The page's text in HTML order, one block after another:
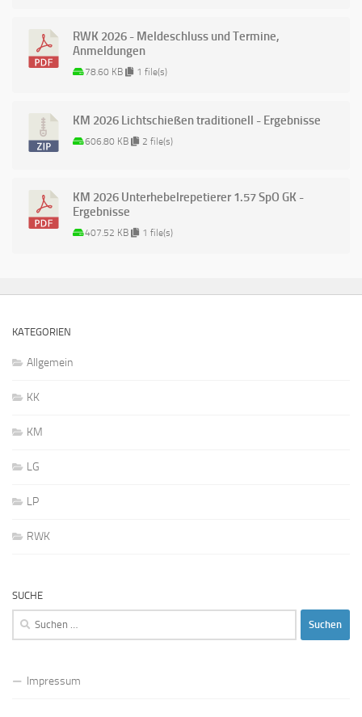
RWK 2026 - Meldeschluss und Termine,
Anmeldungen
78.60 KB 1 file(s)
KM 2026 Lichtschießen traditionell - Ergebnisse
606.80 KB 2 file(s)
KM 2026 Unterhebelrepetierer 1.57 SpO GK -
Ergebnisse
407.52 KB 1 file(s)
KATEGORIEN
Allgemein
KK
KM
LG
LP
RWK
SUCHE
Suchen
Impressum